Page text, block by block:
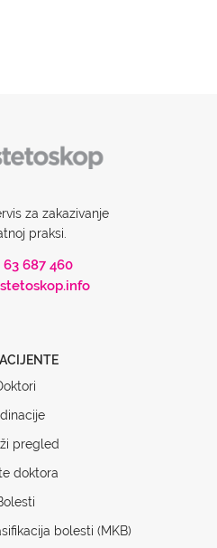
za zakazivanje
praksi.
63 687 460
pregled
doktora
bolesti (MKB)